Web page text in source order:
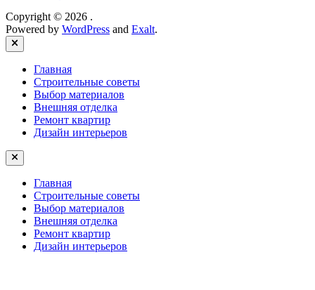
Copyright © 2026 .
Powered by WordPress and Exalt.
Close
Главная
Строительные советы
Выбор материалов
Внешняя отделка
Ремонт квартир
Дизайн интерьеров
Главная
Строительные советы
Выбор материалов
Внешняя отделка
Ремонт квартир
Дизайн интерьеров